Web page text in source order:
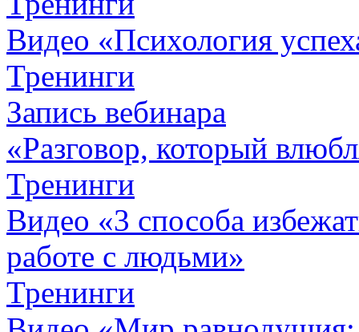
Видео «Психология
Тренинги
Запись вебинара
«Разговор, который
Тренинги
Видео «3 способа
работе с людьми»
Тренинги